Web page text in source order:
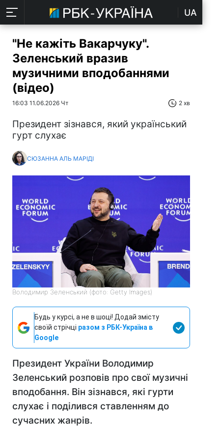
UA
"Не кажіть Вакарчуку".
Зеленський вразив
музичними вподобаннями
(відео)
16:03 11.06.2026 Чт 2 хв
Президент зізнався, який український
гурт слухає
СЮЗАННА АЛЬ МАРІДІ
Володимир Зеленський (фото: Getty Images)
Будь у курсі, а не в шоці! Додай змісту
своїй стрічці разом з РБК-Україна в
Google
Президент України Володимир
Зеленський розповів про свої музичні
вподобання. Він зізнався, які гурти
слухає і поділився ставленням до
сучасних жанрів.